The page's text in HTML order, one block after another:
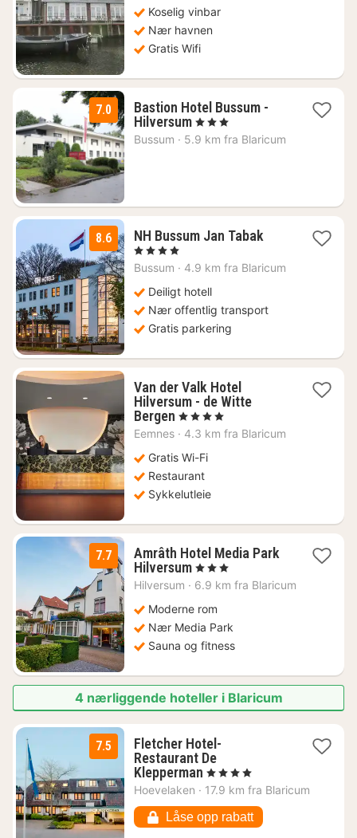
1023
kr.
Koselig vinbar
Nær havnen
Gratis Wifi
7.0
Bastion Hotel Bussum -
Hilversum1
natt
, 3 Stjerner
Bussum · 5.9 km fra Blaricum
8.6 NH Bussum Jan Tabak2
fra
, 4 Stjerner
Bussum · 4.9 km fra Blaricum
Deiligt hotell
Nær offentlig transport
Gratis parkering
Van der Valk Hotel
Hilversum - de Witte
Bergen 1
natt
955
kr.
, 4 Stjerner
Eemnes · 4.3 km fra Blaricum
Gratis Wi-Fi
Restaurant
Sykkelutleie
7.7
Amrâth Hotel Media Park
Hilversum1
natt
989
kr.
, 3 Stjerner
Hilversum · 6.9 km fra Blaricum
Moderne rom
Nær Media Park
Sauna og fitness
4 nærliggende hoteller i Blaricum
7.5
Fletcher Hotel-
Restaurant De
Klepperman 1
natt
869
kr.
, 4 Stjerner
Hoevelaken · 17.9 km fra Blaricum
Låse opp rabatt